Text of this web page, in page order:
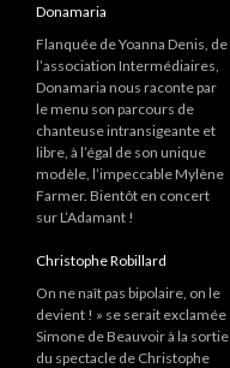
Donamaria
Flanquée de Yoanna Denis, de
l’association Intermédiaires,
Donamaria nous raconte par
le menu son parcours de
chanteuse intransigeante et
libre, à l’égal de son unique
modèle, l’impeccable Mylène
Farmer. Bientôt en concert
sur L’Adamant !
Christophe Robillard
On ne naît pas bipolaire, on le
devient ! » se serait exclamée
Simone de Beauvoir à la sortie
du spectacle de Christophe